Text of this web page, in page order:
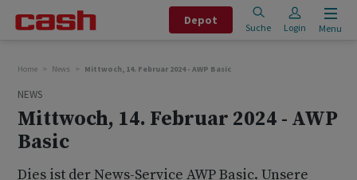
Depot
Suche Login Menu
Home News Mittwoch, 14. Februar 2024 - AWP Basic
NEWS
Mittwoch, 14. Februar 2024 - AWP
Basic
Dies ist der News-Service AWP Basic. Unsere